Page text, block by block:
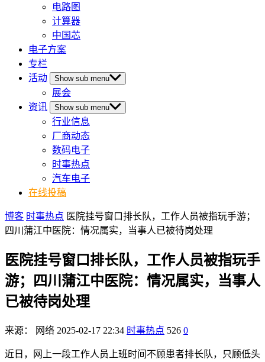
电路图
计算器
中国芯
电子方案
专栏
活动
Show sub menu
展会
资讯
Show sub menu
行业信息
厂商动态
数码电子
时事热点
汽车电子
在线投稿
博客 时事热点 医院挂号窗口排长队，工作人员被指玩手游；
四川蒲江中医院：情况属实，当事人已被待岗处理
医院挂号窗口排长队，工作人员被指玩手
游；四川蒲江中医院：情况属实，当事人
已被待岗处理
来源： 网络 2025-02-17 22:34 时事热点 526 0
近日，网上一段工作人员上班时间不顾患者排长队，只顾低头